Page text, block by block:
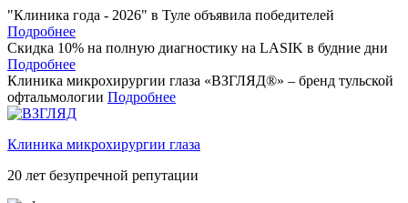
"Клиника года - 2026" в Туле объявила победителей
Подробнее
Скидка 10% на полную диагностику на LASIK в будние дни
Подробнее
Клиника микрохирургии глаза «ВЗГЛЯД®» – бренд тульской
офтальмологии Подробнее
Клиника микрохирургии глаза
20 лет безупречной репутации